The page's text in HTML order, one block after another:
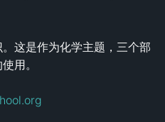
这是作为化学主题，三个部
用。